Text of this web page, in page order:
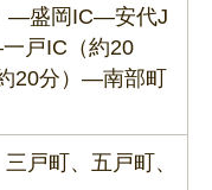
―盛岡IC―安代J
戸IC（約20
20分）―南部町
戸町、五戸町、